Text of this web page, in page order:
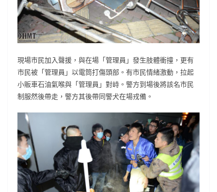
現場市民加入聲援，與在場「管理員」發生肢體衝撞，更有
市民被「管理員」以電筒打傷頭部。有市民情緒激動，拉起
小販車石油氣喉與「管理員」對峙。警方到場後將該名市民
制服然後帶走，警方其後帶同警犬在場戎備。